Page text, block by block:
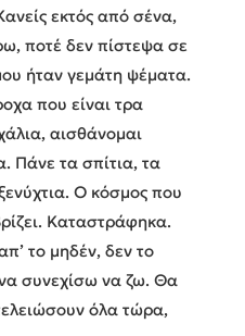
εκτός από σένα,
ποτέ δεν πίστεψα σε
ήταν γεμάτη ψέματα.
που είναι τρα
αισθάνομαι
Πάνε τα σπίτια, τα
Ο κόσμος που
Καταστράφηκα.
το μηδέν, δεν το
συνεχίσω να ζω. Θα
όλα τώρα,